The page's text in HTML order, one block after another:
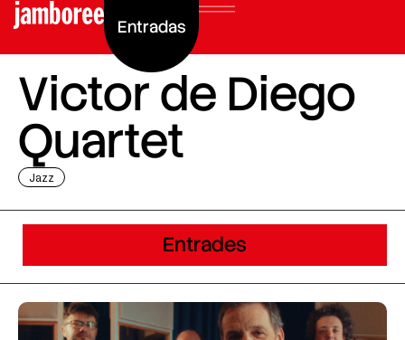
Entradas
Victor de Diego
Quartet
Jazz
Entrades